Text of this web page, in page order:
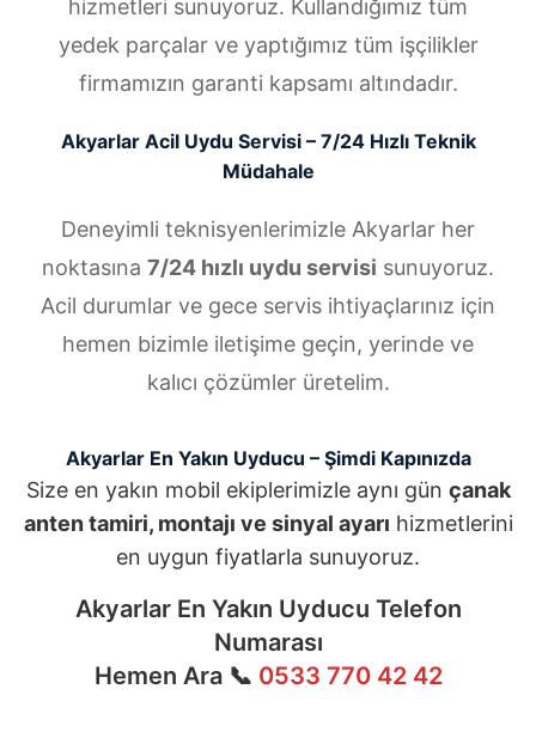
hizmetleri sunuyoruz. Kullandığımız tüm
yedek parçalar ve yaptığımız tüm işçilikler
firmamızın garanti kapsamı altındadır.
Akyarlar Acil Uydu Servisi – 7/24 Hızlı Teknik
Müdahale
Deneyimli teknisyenlerimizle Akyarlar her
noktasına 7/24 hızlı uydu servisi sunuyoruz.
Acil durumlar ve gece servis ihtiyaçlarınız için
hemen bizimle iletişime geçin, yerinde ve
kalıcı çözümler üretelim.
Akyarlar En Yakın Uyducu – Şimdi Kapınızda
Size en yakın mobil ekiplerimizle aynı gün çanak
anten tamiri, montajı ve sinyal ayarı hizmetlerini
en uygun fiyatlarla sunuyoruz.
Akyarlar En Yakın Uyducu Telefon
Numarası
Hemen Ara 📞 0533 770 42 42